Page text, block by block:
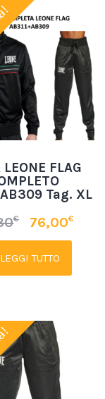
FLAG
Tag. XL
€ 76,00€
LEGGI TUTTO